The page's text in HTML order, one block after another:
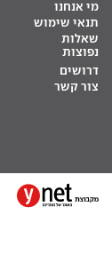
מי אנחנו
תנאי שימוש
שאלות
נפוצות
דרושים
צור קשר